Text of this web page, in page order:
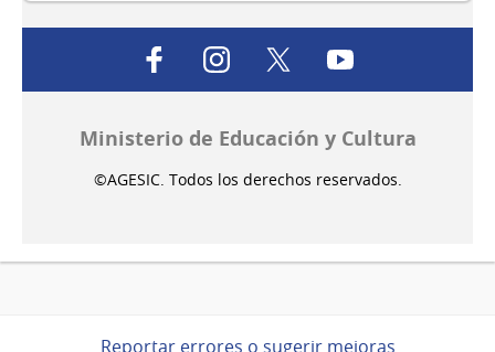
facebook instagramtwitter
Ministerio de Educación y Cultura
©AGESIC. Todos los derechos reservados.
Reportar errores o sugerir mejoras